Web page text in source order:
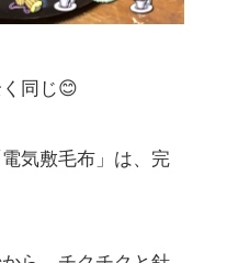
同じ😊
気敷毛布」は、完